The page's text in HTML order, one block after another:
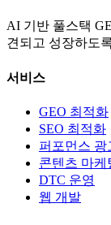
AI 기반 풀스택
견되고 성장하도
서비스
GEO 최적화
SEO 최적화
퍼포먼스 광
콘텐츠 마케
DTC 운영
웹 개발